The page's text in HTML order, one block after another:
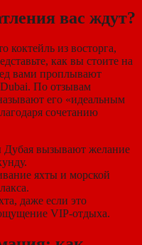
вас ждут?
из восторга,
как вы стоите на
вами проплывают
По отзывам
его «идеальным
сочетанию
Дубая вызывают желание
яхты и морской
даже если это
VIP-отдыха.